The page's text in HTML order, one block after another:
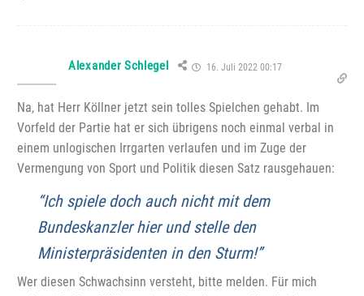
Alexander Schlegel 16. Juli 2022 00:17
Na, hat Herr Köllner jetzt sein tolles Spielchen gehabt. Im
Vorfeld der Partie hat er sich übrigens noch einmal verbal in
einem unlogischen Irrgarten verlaufen und im Zuge der
Vermengung von Sport und Politik diesen Satz rausgehauen:
“Ich spiele doch auch nicht mit dem
Bundeskanzler hier und stelle den
Ministerpräsidenten in den Sturm!”
Wer diesen Schwachsinn versteht, bitte melden. Für mich